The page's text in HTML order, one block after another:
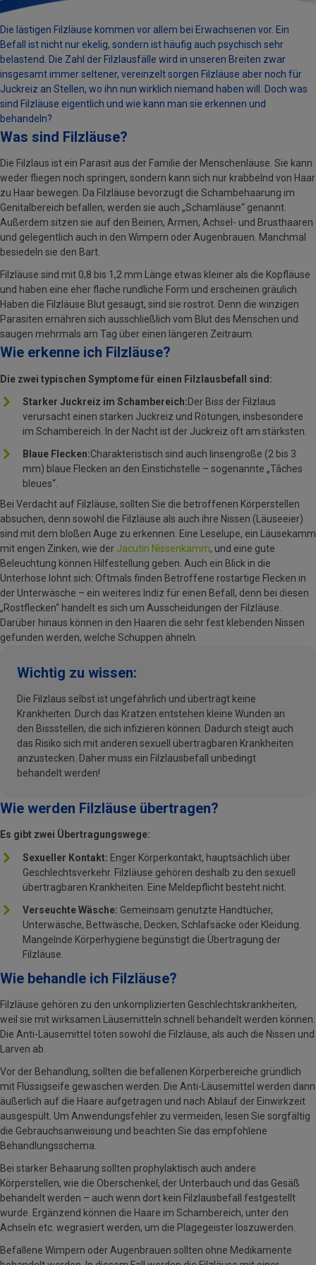
Die lästigen Filzläuse kommen vor allem bei Erwachsenen vor. Ein
Befall ist nicht nur ekelig, sondern ist häufig auch psychisch sehr
belastend. Die Zahl der Filzlausfälle wird in unseren Breiten zwar
insgesamt immer seltener, vereinzelt sorgen Filzläuse aber noch für
Juckreiz an Stellen, wo ihn nun wirklich niemand haben will. Doch was
sind Filzläuse eigentlich und wie kann man sie erkennen und
behandeln?
Was sind Filzläuse?
Die Filzlaus ist ein Parasit aus der Familie der Menschenläuse. Sie kann
weder fliegen noch springen, sondern kann sich nur krabbelnd von Haar
zu Haar bewegen. Da Filzläuse bevorzugt die Schambehaarung im
Genitalbereich befallen, werden sie auch „Schamläuse“ genannt.
Außerdem sitzen sie auf den Beinen, Armen, Achsel- und Brusthaaren
und gelegentlich auch in den Wimpern oder Augenbrauen. Manchmal
besiedeln sie den Bart.
Filzläuse sind mit 0,8 bis 1,2 mm Länge etwas kleiner als die Kopfläuse
und haben eine eher flache rundliche Form und erscheinen gräulich.
Haben die Filzläuse Blut gesaugt, sind sie rostrot. Denn die winzigen
Parasiten ernähren sich ausschließlich vom Blut des Menschen und
saugen mehrmals am Tag über einen längeren Zeitraum.
Wie erkenne ich Filzläuse?
Die zwei typischen Symptome für einen Filzlausbefall sind:
Starker Juckreiz im Schambereich:Der Biss der Filzlaus
verursacht einen starken Juckreiz und Rötungen, insbesondere
im Schambereich. In der Nacht ist der Juckreiz oft am stärksten.
Blaue Flecken:Charakteristisch sind auch linsengroße (2 bis 3
mm) blaue Flecken an den Einstichstelle – sogenannte „Tâches
bleues“.
Bei Verdacht auf Filzläuse, sollten Sie die betroffenen Körperstellen
absuchen, denn sowohl die Filzläuse als auch ihre Nissen (Läuseeier)
sind mit dem bloßen Auge zu erkennen. Eine Leselupe, ein Läusekamm
mit engen Zinken, wie der Jacutin Nissenkamm, und eine gute
Beleuchtung können Hilfestellung geben. Auch ein Blick in die
Unterhose lohnt sich: Oftmals finden Betroffene rostartige Flecken in
der Unterwäsche – ein weiteres Indiz für einen Befall, denn bei diesen
„Rostflecken“ handelt es sich um Ausscheidungen der Filzläuse.
Darüber hinaus können in den Haaren die sehr fest klebenden Nissen
gefunden werden, welche Schuppen ähneln.
Wichtig zu wissen:
Die Filzlaus selbst ist ungefährlich und überträgt keine
Krankheiten. Durch das Kratzen entstehen kleine Wunden an
den Bissstellen, die sich infizieren können. Dadurch steigt auch
das Risiko sich mit anderen sexuell übertragbaren Krankheiten
anzustecken. Daher muss ein Filzlausbefall unbedingt
behandelt werden!
Wie werden Filzläuse übertragen?
Es gibt zwei Übertragungswege:
Sexueller Kontakt: Enger Körperkontakt, hauptsächlich über
Geschlechtsverkehr. Filzläuse gehören deshalb zu den sexuell
übertragbaren Krankheiten. Eine Meldepflicht besteht nicht.
Verseuchte Wäsche: Gemeinsam genutzte Handtücher,
Unterwäsche, Bettwäsche, Decken, Schlafsäcke oder Kleidung.
Mangelnde Körperhygiene begünstigt die Übertragung der
Filzläuse.
Wie behandle ich Filzläuse?
Filzläuse gehören zu den unkomplizierten Geschlechtskrankheiten,
weil sie mit wirksamen Läusemitteln schnell behandelt werden können.
Die Anti-Läusemittel töten sowohl die Filzläuse, als auch die Nissen und
Larven ab.
Vor der Behandlung, sollten die befallenen Körperbereiche gründlich
mit Flüssigseife gewaschen werden. Die Anti-Läusemittel werden dann
äußerlich auf die Haare aufgetragen und nach Ablauf der Einwirkzeit
ausgespült. Um Anwendungsfehler zu vermeiden, lesen Sie sorgfältig
die Gebrauchsanweisung und beachten Sie das empfohlene
Behandlungsschema.
Bei starker Behaarung sollten prophylaktisch auch andere
Körperstellen, wie die Oberschenkel, der Unterbauch und das Gesäß
behandelt werden – auch wenn dort kein Filzlausbefall festgestellt
wurde. Ergänzend können die Haare im Schambereich, unter den
Achseln etc. wegrasiert werden, um die Plagegeister loszuwerden.
Befallene Wimpern oder Augenbrauen sollten ohne Medikamente